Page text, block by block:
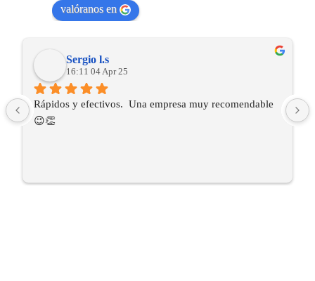
valóranos en
Sergio l.s
16:11 04 Apr 25
Rápidos y efectivos.  Una empresa muy recomendable
😉👏